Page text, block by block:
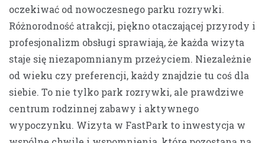
oczekiwać od nowoczesnego parku rozrywki.
Różnorodność atrakcji, piękno otaczającej przyrody i
profesjonalizm obsługi sprawiają, że każda wizyta
staje się niezapomnianym przeżyciem. Niezależnie
od wieku czy preferencji, każdy znajdzie tu coś dla
siebie. To nie tylko park rozrywki, ale prawdziwe
centrum rodzinnej zabawy i aktywnego
wypoczynku. Wizyta w FastPark to inwestycja w